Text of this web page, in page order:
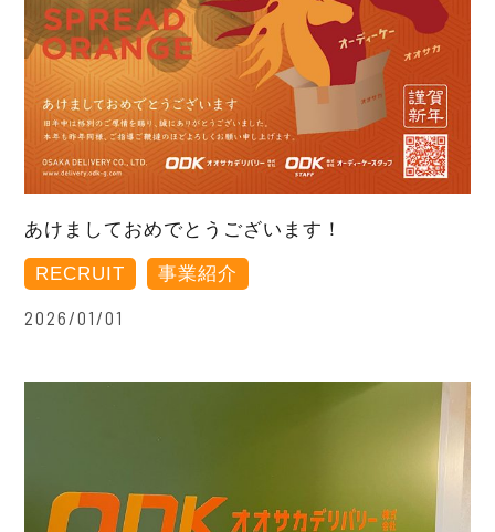
あけましておめでとうございます！
RECRUIT 事業紹介
2026/01/01